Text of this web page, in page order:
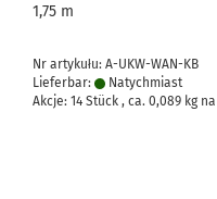
1,75 m
Nr artykułu: A-UKW-WAN-KB
Lieferbar:
Natychmiast
Akcje: 14 Stück , ca. 0,089 kg